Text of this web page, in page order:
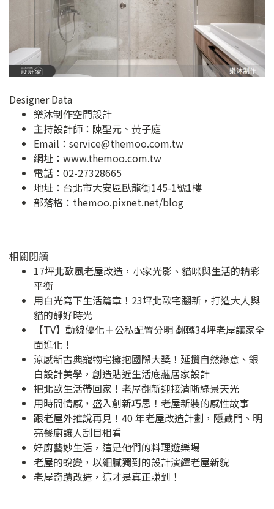
Designer Data
樂沐制作空間設計
主持設計師：陳聖元、黃子庭
Email： service@themoo.com.tw
網址： www.themoo.com.tw
電話：02-27328665
地址： 台北市大安區臥龍街145-1號1樓
部落格： themoo.pixnet.net/blog
相關閱讀
17坪北歐風老屋改造，小家光影、貓咪與生活的精彩
平衡
用白光寫下生活篇章！23坪北歐宅翻新，打造大人與
貓的靜好時光
【TV】動線優化＋公私配置分明 翻轉34坪老屋讓家全
面進化！
涼感新古典寵物宅擁抱國際大獎！延攬自然綠意、銀
白設計美學，創造貼近生活底蘊居家設計
把北歐生活帶回家！老屋翻新迎接清晰綠景天光
用時間情感，盛入創新巧思！老屋新裝的感性故事
跟老屋外推說再見！40 年老屋改造計劃，隱藏門、明
亮餐廚讓人刮目相看
好廚藝妙生活，這是他們的料理遊樂場
老屋的蛻變，以細膩獨到的設計演繹老屋新貌
老屋奇蹟改造，這才是真正賺到！